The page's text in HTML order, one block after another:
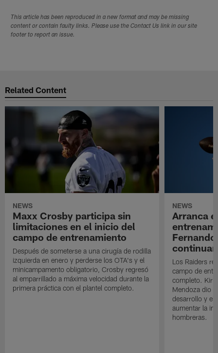
This article has been reproduced in a new format and may be missing
content or contain faulty links. Please use the Contact Us link in our site
footer to report an issue.
Related Content
NEWS
Maxx Crosby participa sin
limitaciones en el inicio del
campo de entrenamiento
Después de someterse a una cirugía de rodilla
izquierda en enero y perderse los OTA's y el
minicampamento obligatorio, Crosby regresó
al emparrillado a máxima velocidad durante la
primera práctica con el plantel completo.
NEWS
Arranca
Los Raiders
campo de
completo. Kirk
Mendoza dio
desarrollo y el
aumentar la
hombreras.